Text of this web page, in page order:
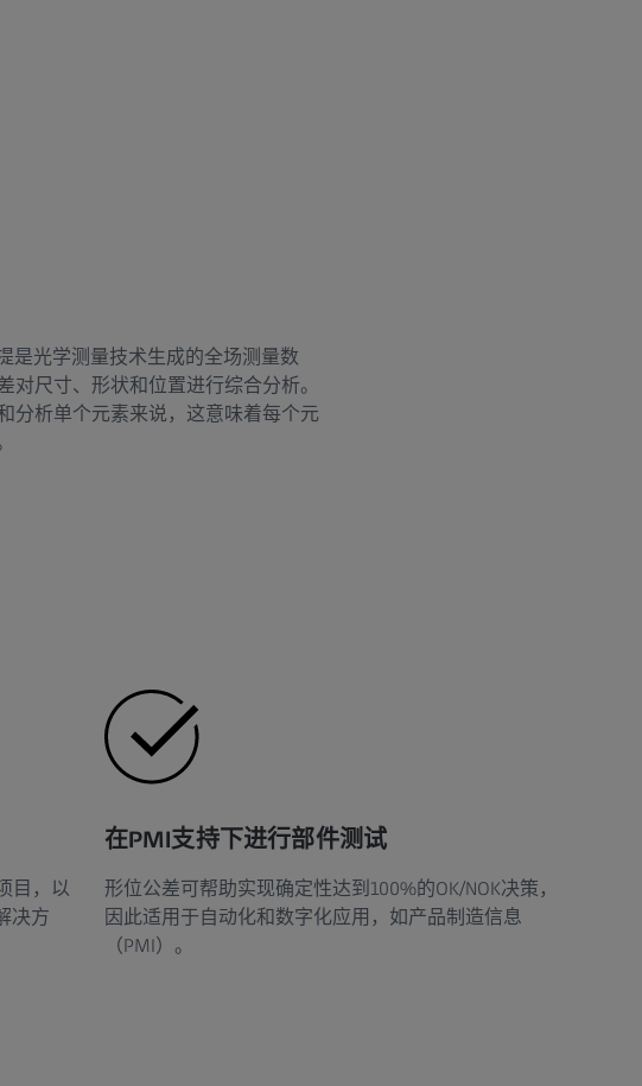
是光学测量技术生成的全场测量数
对尺寸、形状和位置进行综合分析。
分析单个元素来说，这意味着每个元
目，以
决方
在PMI支持下进行部件测试
形位公差可帮助实现确定性达到100%的OK/NOK决策，
因此适用于自动化和数字化应用，如产品制造信息
（PMI）。